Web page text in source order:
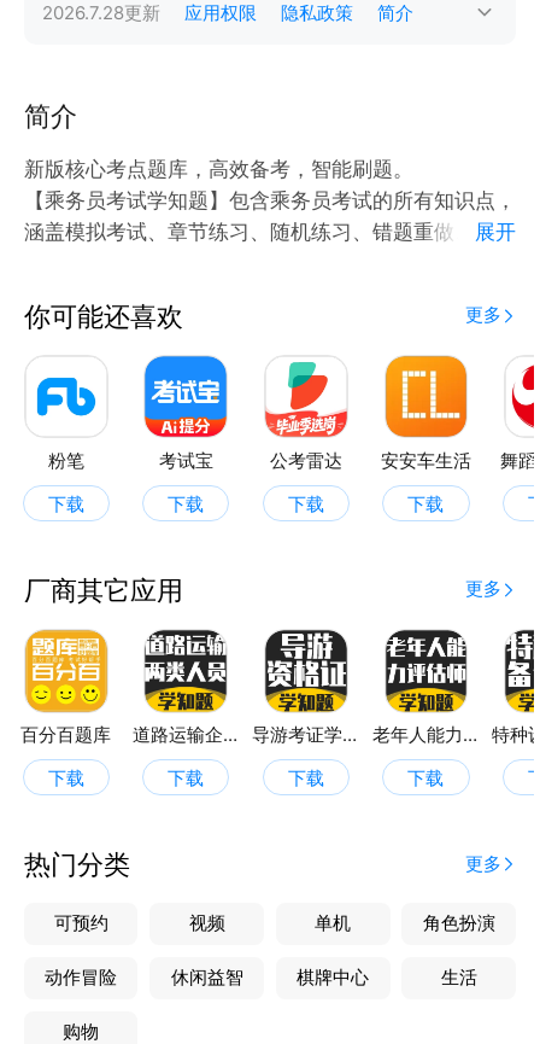
2026.7.28更新 应用权限 隐私政策 简介
简介
新版核心考点题库，高效备考，智能刷题。
【乘务员考试学知题】包含乘务员考试的所有知识点，
涵盖模拟考试、章节练习、随机练习、错题重做、收藏
助力考试通关！ 我们的题库包含了乘务员考试的高质
量试题（含历年真题），通过在线刷题，在线模拟考
试，错题精准练习，可以帮助您提高学习效率，巩固学
习效果，快速通关乘务员考试。
展开
你可能还喜欢 更多
粉笔
下载
考试宝
下载
公考雷达
下载
安安车生活
下载
舞
厂商其它应用 更多
百分百题库
下载
道路运输企业两类人员考试
下载
导游考证学知题
下载
老年人能力评估师考试学知题
下载
热门分类 更多
可预约 视频 单机 角色扮演
动作冒险 休闲益智 棋牌中心 生活
购物